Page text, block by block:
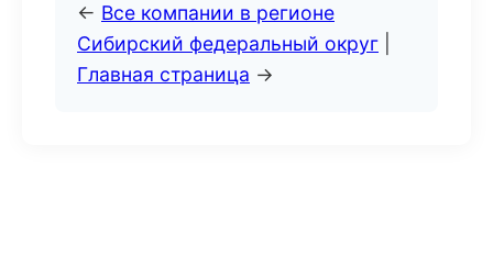
← Все компании в регионе
Сибирский федеральный округ
Главная страница →